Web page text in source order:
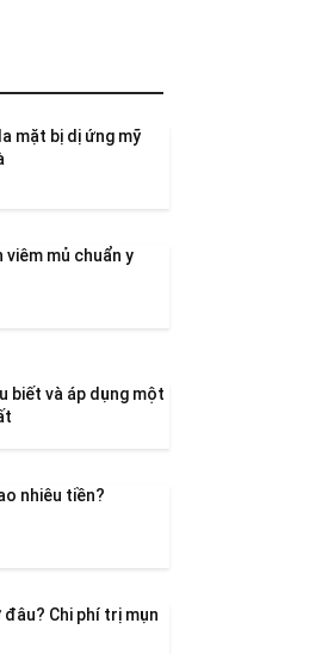
mặt bị dị ứng mỹ
viêm mủ chuẩn y
biết và áp dụng một
nhiêu tiền?
đâu? Chi phí trị mụn